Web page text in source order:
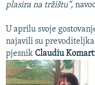
plasira na tržištu“,
U aprilu svoje
najavili su prevoditeljka
pjesnik Claudiu